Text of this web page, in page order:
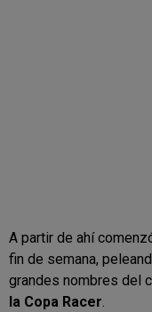
A partir de ahí
fin de semana,
grandes nombres del
la Copa Racer.